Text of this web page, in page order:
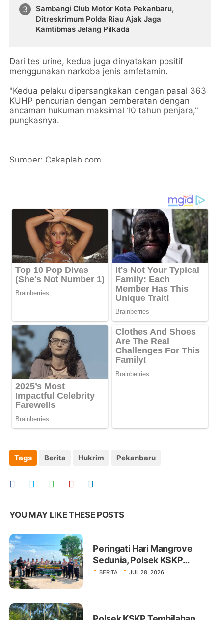
Sambangi Club Motor Kota Pekanbaru,
Ditreskrimum Polda Riau Ajak Jaga
Kamtibmas Jelang Pilkada
Dari tes urine, kedua juga dinyatakan positif
menggunakan narkoba jenis amfetamin.
"Kedua pelaku dipersangkakan dengan pasal 363
KUHP pencurian dengan pemberatan dengan
ancaman hukuman maksimal 10 tahun penjara,"
pungkasnya.
Sumber: Cakaplah.com
Tags Berita Hukrim Pekanbaru
YOU MAY LIKE THESE POSTS
Peringati Hari Mangrove
Sedunia, Polsek KSKP
Tembilahan Tanam 100 Bibit
BERITA JUL 28, 2026